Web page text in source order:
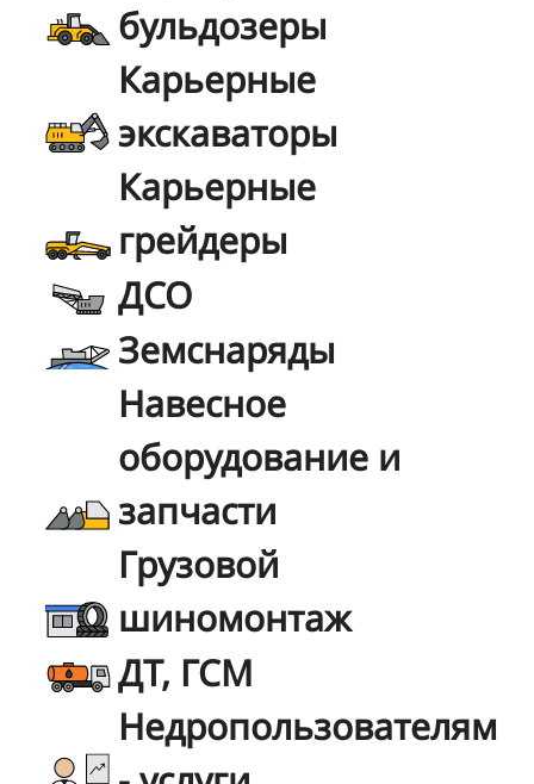
бульдозеры
Карьерные
экскаваторы
Карьерные
грейдеры
ДСО
Земснаряды
Навесное
оборудование и
запчасти
Грузовой
шиномонтаж
ДТ, ГСМ
Недропользователям